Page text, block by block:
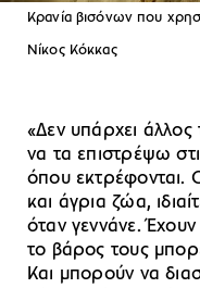
Κρανία βισόνων που
Νίκος Κόκκας
«Δεν υπάρχει άλλος
να τα επιστρέψω
όπου εκτρέφονται.
και άγρια ζώα,
όταν γεννάνε.
το βάρος τους
Και μπορούν να